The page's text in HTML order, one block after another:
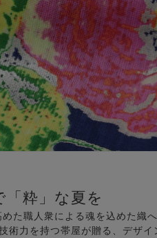
「粋」な夏を
た職人衆による魂を込めた織
術力を持つ帯屋が贈る、デザイ